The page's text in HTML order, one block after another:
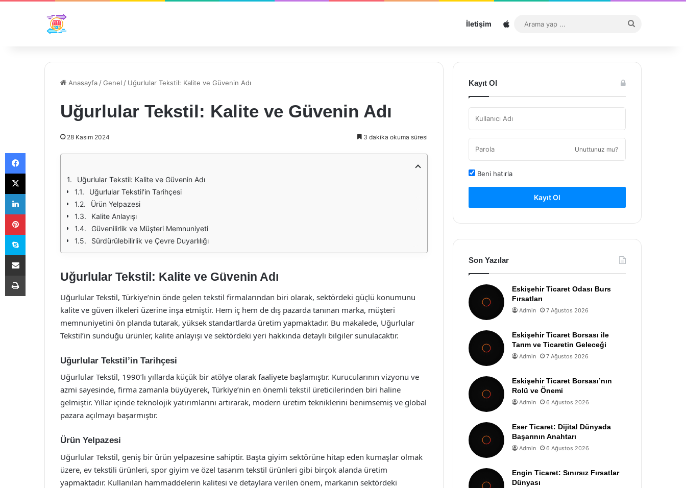
İletişim Sitemap
...
Anasayfa /Genel / Uğurlular Tekstil: Kalite ve Güvenin Adı
Uğurlular Tekstil: Kalite ve Güvenin Adı
28 Kasım 2024 3 dakika okuma süresi
Uğurlular Tekstil: Kalite ve Güvenin Adı
Uğurlular Tekstil'in Tarihçesi
Ürün Yelpazesi
Kalite Anlayışı
Güvenilirlik ve Müşteri Memnuniyeti
Sürdürülebilirlik ve Çevre Duyarlılığı
Uğurlular Tekstil: Kalite ve Güvenin Adı
Uğurlular Tekstil, Türkiye’nin önde gelen tekstil firmalarından biri olarak, sektördeki güçlü konumunu
kalite ve güven ilkeleri üzerine inşa etmiştir. Hem iç hem de dış pazarda tanınan marka, müşteri
memnuniyetini ön planda tutarak, yüksek standartlarda üretim yapmaktadır. Bu makalede, Uğurlular
Tekstil’in sunduğu ürünler, kalite anlayışı ve sektördeki yeri hakkında detaylı bilgiler sunulacaktır.
Uğurlular Tekstil’in Tarihçesi
Uğurlular Tekstil, 1990’lı yıllarda küçük bir atölye olarak faaliyete başlamıştır. Kurucularının vizyonu ve
azmi sayesinde, firma zamanla büyüyerek, Türkiye’nin en önemli tekstil üreticilerinden biri haline
gelmiştir. Yıllar içinde teknolojik yatırımlarını artırarak, modern üretim tekniklerini benimsemiş ve global
pazara açılmayı başarmıştır.
Ürün Yelpazesi
Uğurlular Tekstil, geniş bir ürün yelpazesine sahiptir. Başta giyim sektörüne hitap eden kumaşlar olmak
üzere, ev tekstili ürünleri, spor giyim ve özel tasarım tekstil ürünleri gibi birçok alanda üretim
yapmaktadır. Kullanılan hammaddelerin kalitesi ve detaylara verilen önem, markanın sektördeki
Kayıt Ol
Unuttunuz mu?
Beni hatırla
Kayıt Ol
Son Yazılar
Eskişehir Ticaret Odası Burs
Fırsatları
Admin 7 Ağustos 2026
Eskişehir Ticaret Borsası ile
Tarım ve Ticaretin Geleceği
Admin 7 Ağustos 2026
Eskişehir Ticaret Borsası’nın
Rolü ve Önemi
Admin 6 Ağustos 2026
Eser Ticaret: Dijital Dünyada
Başarının Anahtarı
Admin 6 Ağustos 2026
Engin Ticaret: Sınırsız Fırsatlar
Dünyası
Facebook
X
LinkedIn
Pinterest
Skype
E-Posta ile paylaş